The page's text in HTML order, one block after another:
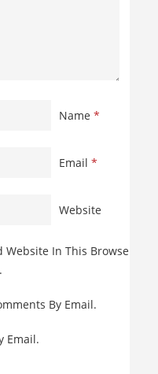
Name *
Email *
Website
Website In This Browser
By Email.
Email.